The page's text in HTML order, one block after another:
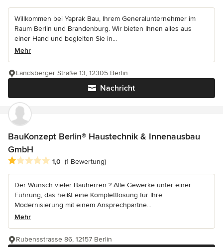
Willkommen bei Yaprak Bau, Ihrem Generalunternehmer im
Raum Berlin und Brandenburg. Wir bieten Ihnen alles aus
einer Hand und begleiten Sie in...
Mehr
Nachricht
Landsberger Straße 13, 12305 Berlin
BauKonzept Berlin® Haustechnik & Innenausbau
GmbH
Durchschnittliche Bewertung: 1 von 5 Sternen
1,0 (1 Bewertung)
Der Wunsch vieler Bauherren ? Alle Gewerke unter einer
Führung, das heißt eine Komplettlösung für Ihre
Modernisierung mit einem Ansprechpartne...
Mehr
Rubensstrasse 86, 12157 Berlin